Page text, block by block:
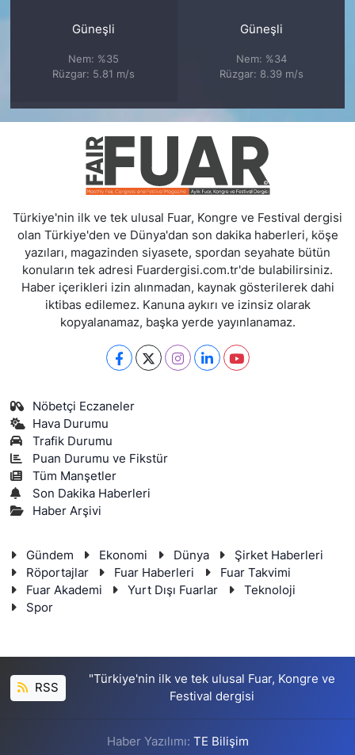
Güneşli
Nem: %35
Rüzgar: 5.81 m/s
Güneşli
Nem: %34
Rüzgar: 8.39 m/s
Türkiye'nin ilk ve tek ulusal Fuar, Kongre ve Festival dergisi
olan Türkiye'den ve Dünya'dan son dakika haberleri, köşe
yazıları, magazinden siyasete, spordan seyahate bütün
konuların tek adresi Fuardergisi.com.tr'de bulabilirsiniz.
Haber içerikleri izin alınmadan, kaynak gösterilerek dahi
iktibas edilemez. Kanuna aykırı ve izinsiz olarak
kopyalanamaz, başka yerde yayınlanamaz.
Nöbetçi Eczaneler
Hava Durumu
Trafik Durumu
Puan Durumu ve Fikstür
Tüm Manşetler
Son Dakika Haberleri
Haber Arşivi
Gündem Ekonomi Dünya
Şirket Haberleri
Röportajlar
Fuar Haberleri
Fuar Takvimi
Fuar Akademi
Yurt Dışı Fuarlar
Teknoloji
Spor
RSS
"Türkiye'nin ilk ve tek ulusal Fuar, Kongre ve
Festival dergisi
Haber Yazılımı: TE Bilişim